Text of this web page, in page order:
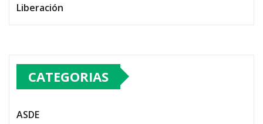
Liberación
CATEGORIAS
ASDE